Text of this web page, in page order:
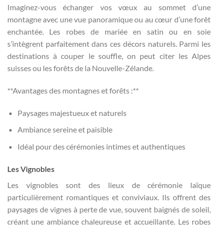
Imaginez-vous échanger vos vœux au sommet d’une
montagne avec une vue panoramique ou au cœur d’une forêt
enchantée. Les robes de mariée en satin ou en soie
s’intègrent parfaitement dans ces décors naturels. Parmi les
destinations à couper le souffle, on peut citer les Alpes
suisses ou les forêts de la Nouvelle-Zélande.
**Avantages des montagnes et forêts :**
Paysages majestueux et naturels
Ambiance sereine et paisible
Idéal pour des cérémonies intimes et authentiques
Les Vignobles
Les vignobles sont des lieux de cérémonie laïque
particulièrement romantiques et conviviaux. Ils offrent des
paysages de vignes à perte de vue, souvent baignés de soleil,
créant une ambiance chaleureuse et accueillante. Les robes